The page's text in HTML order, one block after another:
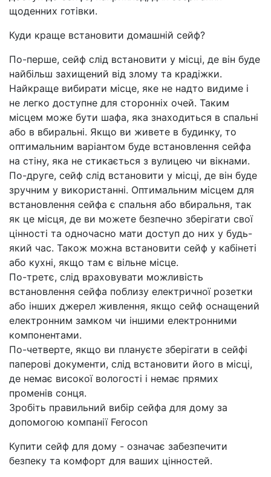
щоденних готівки.
Куди краще встановити домашній сейф?
По-перше, сейф слід встановити у місці, де він буде
найбільш захищений від злому та крадіжки.
Найкраще вибирати місце, яке не надто видиме і
не легко доступне для сторонніх очей. Таким
місцем може бути шафа, яка знаходиться в спальні
або в вбиральні. Якщо ви живете в будинку, то
оптимальним варіантом буде встановлення сейфа
на стіну, яка не стикається з вулицею чи вікнами.
По-друге, сейф слід встановити у місці, де він буде
зручним у використанні. Оптимальним місцем для
встановлення сейфа є спальня або вбиральня, так
як це місця, де ви можете безпечно зберігати свої
цінності та одночасно мати доступ до них у будь-
який час. Також можна встановити сейф у кабінеті
або кухні, якщо там є вільне місце.
По-третє, слід враховувати можливість
встановлення сейфа поблизу електричної розетки
або інших джерел живлення, якщо сейф оснащений
електронним замком чи іншими електронними
компонентами.
По-четверте, якщо ви плануєте зберігати в сейфі
паперові документи, слід встановити його в місці,
де немає високої вологості і немає прямих
променів сонця.
Зробіть правильний вибір сейфа для дому за
допомогою компанії Ferocon
Купити сейф для дому - означає забезпечити
безпеку та комфорт для ваших цінностей.